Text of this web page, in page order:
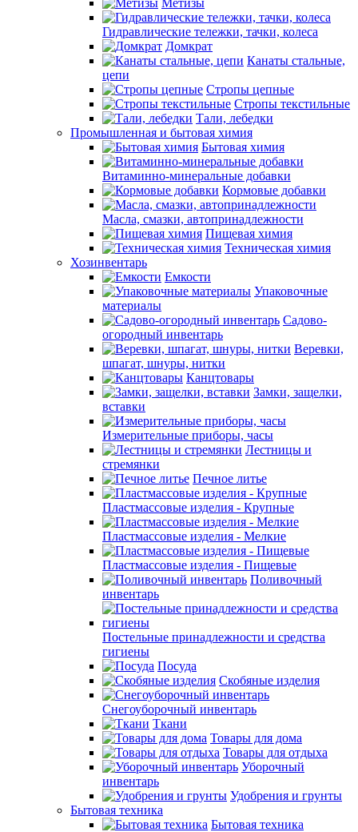
Метизы
Гидравлические тележки, тачки, колеса
Домкрат
Канаты стальные,
цепи
Стропы цепные
Стропы текстильные
Тали, лебедки
Промышленная и бытовая химия
Бытовая химия
Витаминно-минеральные добавки
Кормовые добавки
Масла, смазки, автопринадлежности
Пищевая химия
Техническая химия
Хозинвентарь
Емкости
Упаковочные
материалы
Садово-
огородный инвентарь
Веревки,
шпагат, шнуры, нитки
Канцтовары
Замки, защелки,
вставки
Измерительные приборы, часы
Лестницы и
стремянки
Печное литье
Пластмассовые изделия - Крупные
Пластмассовые изделия - Мелкие
Пластмассовые изделия - Пищевые
Поливочный
инвентарь
Постельные принадлежности и средства
гигиены
Посуда
Скобяные изделия
Снегоуборочный инвентарь
Ткани
Товары для дома
Товары для отдыха
Уборочный
инвентарь
Удобрения и грунты
Бытовая техника
Бытовая техника